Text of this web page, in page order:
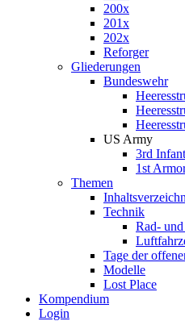
200x
201x
202x
Reforger
Gliederungen
Bundeswehr
US Army
3rd
1st
Themen
Technik
Rad-
Tage der
Modelle
Lost Place
Kompendium
Login